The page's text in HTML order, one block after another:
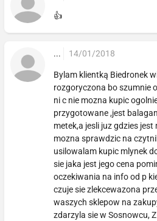
👍
... 14/01/2018
Bylam klientką Biedronek
rozgoryczona bo szumnie
ni c nie mozna kupic
przygotowane ,jest
metek,a jesli juz gdzies
mozna sprawdzic na
usilowalam kupic mlynek
sie jaka jest jego cena
oczekiwania na info od p
czuje sie zlekcewazona
waszych sklepow na
zdarzyla sie w Sosnowcu,